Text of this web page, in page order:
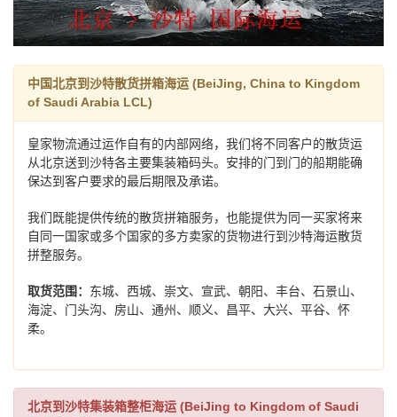
中国北京到沙特散货拼箱海运 (BeiJing, China to Kingdom
of Saudi Arabia LCL)
皇家物流通过运作自有的内部网络，我们将不同客户的散货运
从北京送到沙特各主要集装箱码头。安排的门到门的船期能确
保达到客户要求的最后期限及承诺。
我们既能提供传统的散货拼箱服务，也能提供为同一买家将来
自同一国家或多个国家的多方卖家的货物进行到沙特海运散货
拼整服务。
取货范围： 东城、西城、崇文、宣武、朝阳、丰台、石景山、
海淀、门头沟、房山、通州、顺义、昌平、大兴、平谷、怀
柔。
北京到沙特集装箱整柜海运 (BeiJing to Kingdom of Saudi